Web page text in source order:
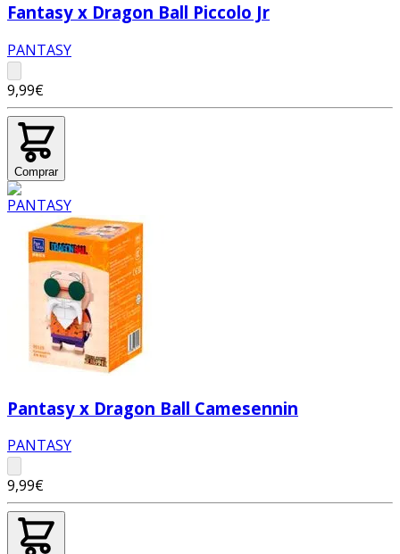
Fantasy x Dragon Ball Piccolo Jr
PANTASY
9,99€
Comprar
Pantasy x Dragon Ball Camesennin
PANTASY
9,99€